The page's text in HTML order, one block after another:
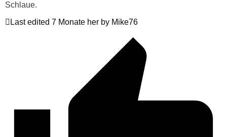
Schlaue.
Last edited 7 Monate her by Mike76